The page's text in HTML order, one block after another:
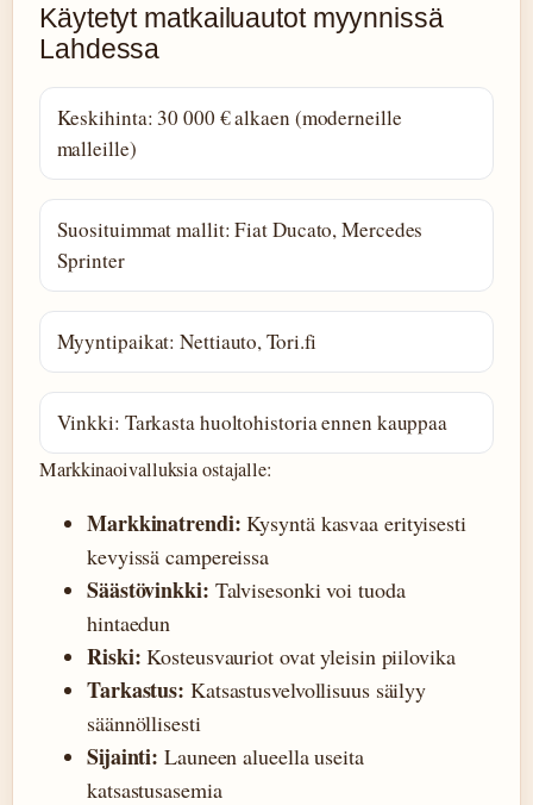
Käytetyt matkailuautot myynnissä
Lahdessa
Keskihinta: 30 000 € alkaen (moderneille
malleille)
Suosituimmat mallit: Fiat Ducato, Mercedes
Sprinter
Myyntipaikat: Nettiauto, Tori.fi
Vinkki: Tarkasta huoltohistoria ennen kauppaa
Markkinaoivalluksia ostajalle:
Markkinatrendi: Kysyntä kasvaa erityisesti
kevyissä campereissa
Säästövinkki: Talvisesonki voi tuoda
hintaedun
Riski: Kosteusvauriot ovat yleisin piilovika
Tarkastus: Katsastusvelvollisuus säilyy
säännöllisesti
Sijainti: Launeen alueella useita
katsastusasemia